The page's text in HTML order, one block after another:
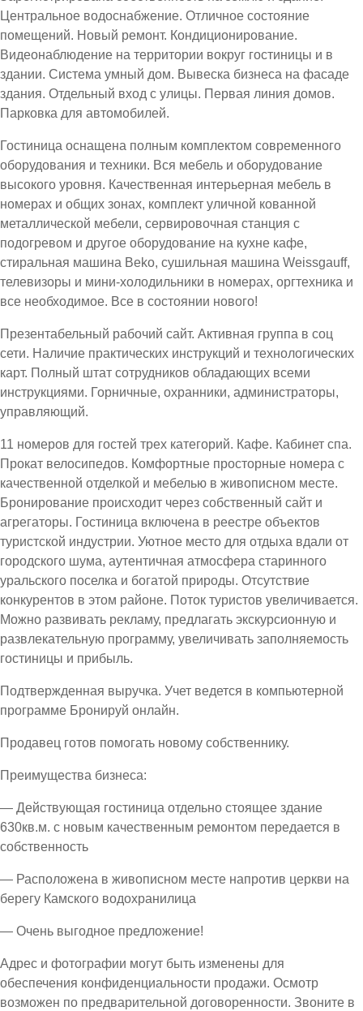
Центральное водоснабжение. Отличное состояние
помещений. Новый ремонт. Кондиционирование.
Видеонаблюдение на территории вокруг гостиницы и в
здании. Система умный дом. Вывеска бизнеса на фасаде
здания. Отдельный вход с улицы. Первая линия домов.
Парковка для автомобилей.
Гостиница оснащена полным комплектом современного
оборудования и техники. Вся мебель и оборудование
высокого уровня. Качественная интерьерная мебель в
номерах и общих зонах, комплект уличной кованной
металлической мебели, сервировочная станция с
подогревом и другое оборудование на кухне кафе,
стиральная машина Beko, сушильная машина Weissgauff,
телевизоры и мини-холодильники в номерах, оргтехника и
все необходимое. Все в состоянии нового!
Презентабельный рабочий сайт. Активная группа в соц
сети. Наличие практических инструкций и технологических
карт. Полный штат сотрудников обладающих всеми
инструкциями. Горничные, охранники, администраторы,
управляющий.
11 номеров для гостей трех категорий. Кафе. Кабинет спа.
Прокат велосипедов. Комфортные просторные номера с
качественной отделкой и мебелью в живописном месте.
Бронирование происходит через собственный сайт и
агрегаторы. Гостиница включена в реестре объектов
туристской индустрии. Уютное место для отдыха вдали от
городского шума, аутентичная атмосфера старинного
уральского поселка и богатой природы. Отсутствие
конкурентов в этом районе. Поток туристов увеличивается.
Можно развивать рекламу, предлагать экскурсионную и
развлекательную программу, увеличивать заполняемость
гостиницы и прибыль.
Подтвержденная выручка. Учет ведется в компьютерной
программе Бронируй онлайн.
Продавец готов помогать новому собственнику.
Преимущества бизнеса:
— Действующая гостиница отдельно стоящее здание
630кв.м. с новым качественным ремонтом передается в
собственность
— Расположена в живописном месте напротив церкви на
берегу Камского водохранилица
— Очень выгодное предложение!
Адрес и фотографии могут быть изменены для
обеспечения конфиденциальности продажи. Осмотр
возможен по предварительной договоренности. Звоните в